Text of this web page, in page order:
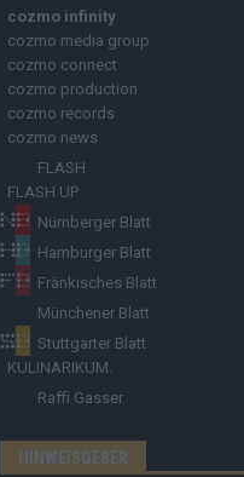
cozmo infinity
cozmo media group
cozmo connect
cozmo production
cozmo records
cozmo news
FLASH
FLASH UP
Nürnberger Blatt
Hamburger Blatt
Fränkisches Blatt
Münchener Blatt
Stuttgarter Blatt
KULINARIKUM.
Raffi Gasser
HINWEISGEBER